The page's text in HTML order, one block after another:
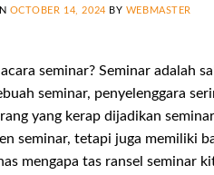
OCTOBER 14, 2024 BY WEBMASTER
seminar? Seminar adalah
seminar, penyelenggara
yang kerap dijadikan
seminar, tetapi juga memiliki
mengapa tas ransel seminar